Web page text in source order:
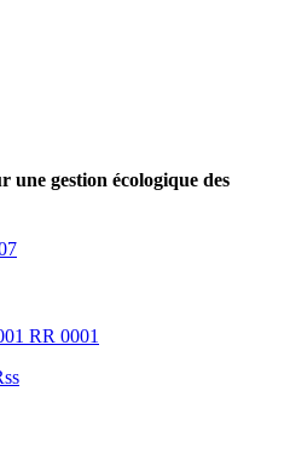
une gestion écologique des
RR 0001